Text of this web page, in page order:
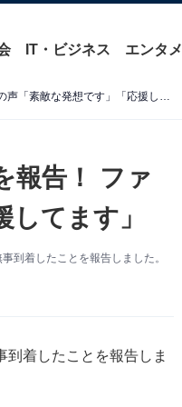
IT・ビジネス エンタメ
杏、移住先・フランスでの新生活スタートを報告！ ファンからは応援の声「素敵な発想です」「応援してます」
報告！ ファ
てます」
到着したことを報告しました。
着したことを報告しま